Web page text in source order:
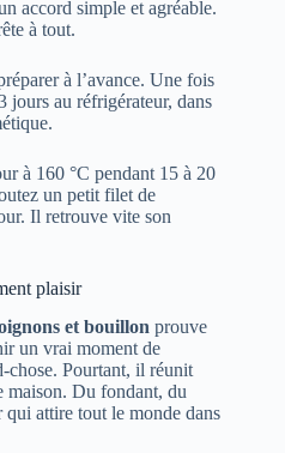
accord simple et agréable.
à tout.
à l’avance. Une fois
jours au réfrigérateur, dans
à 160 °C pendant 15 à 20
un petit filet de
Il retrouve vite son
plaisir
et bouillon prouve
un vrai moment de
chose. Pourtant, il réunit
maison. Du fondant, du
qui attire tout le monde dans